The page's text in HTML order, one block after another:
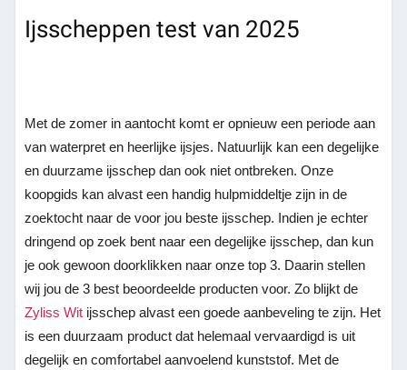
Ijsscheppen test van 2025
Met de zomer in aantocht komt er opnieuw een periode aan
van waterpret en heerlijke ijsjes. Natuurlijk kan een degelijke
en duurzame ijsschep dan ook niet ontbreken. Onze
koopgids kan alvast een handig hulpmiddeltje zijn in de
zoektocht naar de voor jou beste ijsschep. Indien je echter
dringend op zoek bent naar een degelijke ijsschep, dan kun
je ook gewoon doorklikken naar onze top 3. Daarin stellen
wij jou de 3 best beoordeelde producten voor. Zo blijkt de
Zyliss Wit ijsschep alvast een goede aanbeveling te zijn. Het
is een duurzaam product dat helemaal vervaardigd is uit
degelijk en comfortabel aanvoelend kunststof. Met de